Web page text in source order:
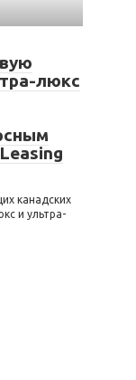
люкс
канадских
и ультра-